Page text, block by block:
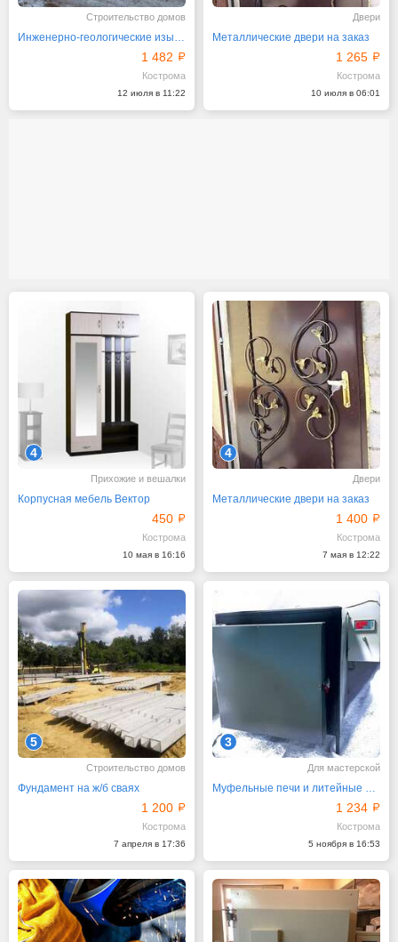
Строительство домов
Инженерно-геологические изыскания, проектирование
1 482
Кострома
12 июля в 11:22
Двери
Металлические двери на заказ
1 265
Кострома
10 июля в 06:01
4
Прихожие и вешалки
Корпусная мебель Вектор
450
Кострома
10 мая в 16:16
4
Двери
Металлические двери на заказ
1 400
Кострома
7 мая в 12:22
5
Строительство домов
Фундамент на ж/б сваях
1 200
Кострома
7 апреля в 17:36
3
Для мастерской
Муфельные печи и литейные машины
1 234
Кострома
5 ноября в 16:53